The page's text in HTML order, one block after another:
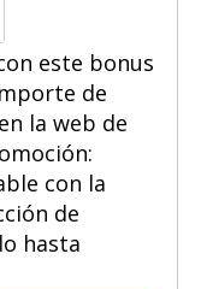
este bonus
de
la web de
con la
de
hasta